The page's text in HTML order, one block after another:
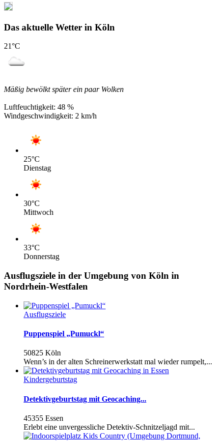
Das aktuelle Wetter in Köln
21°C
Mäßig bewölkt später ein paar Wolken
Luftfeuchtigkeit: 48 %
Windgeschwindigkeit: 2 km/h
25°C
Dienstag
30°C
Mittwoch
33°C
Donnerstag
Ausflugsziele in der Umgebung von Köln in
Nordrhein-Westfalen
Ausflugsziele
Puppenspiel „Pumuckl“
50825 Köln
Wenn’s in der alten Schreinerwerkstatt mal wieder rumpelt,...
Kindergeburtstag
Detektivgeburtstag mit Geocaching...
45355 Essen
Erlebt eine unvergessliche Detektiv-Schnitzeljagd mit...